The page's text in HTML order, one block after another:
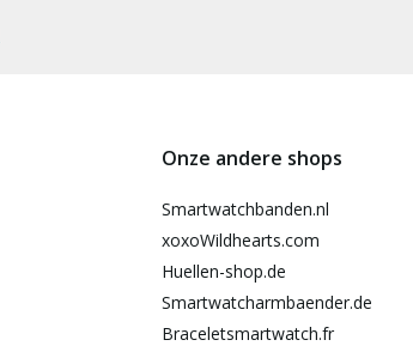
Onze andere shops
Smartwatchbanden.nl
xoxoWildhearts.com
Huellen-shop.de
Smartwatcharmbaender.de
Braceletsmartwatch.fr